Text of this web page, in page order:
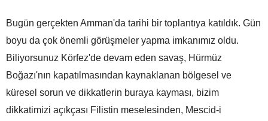
Bugün gerçekten Amman'da tarihi bir toplantıya katıldık. Gün
boyu da çok önemli görüşmeler yapma imkanımız oldu.
Biliyorsunuz Körfez'de devam eden savaş, Hürmüz
Boğazı'nın kapatılmasından kaynaklanan bölgesel ve
küresel sorun ve dikkatlerin buraya kayması, bizim
dikkatimizi açıkçası Filistin meselesinden, Mescid-i